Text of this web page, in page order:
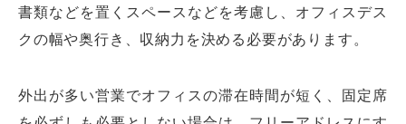
書類などを置くスペースなどを考慮し、オフィスデス
クの幅や奥行き、収納力を決める必要があります。
外出が多い営業でオフィスの滞在時間が短く、固定席